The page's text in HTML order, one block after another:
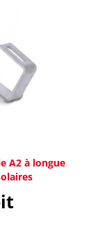
A2 à longue